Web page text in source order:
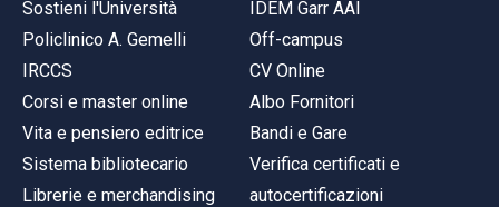
Sostieni l'Università
Policlinico A. Gemelli
IRCCS
Corsi e master online
Vita e pensiero editrice
Sistema bibliotecario
Librerie e merchandising
IDEM Garr AAI
Off-campus
CV Online
Albo Fornitori
Bandi e Gare
Verifica certificati e
autocertificazioni